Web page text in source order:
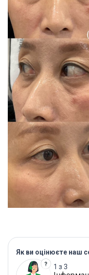
Як ви оцінюєте наш
1 з 3